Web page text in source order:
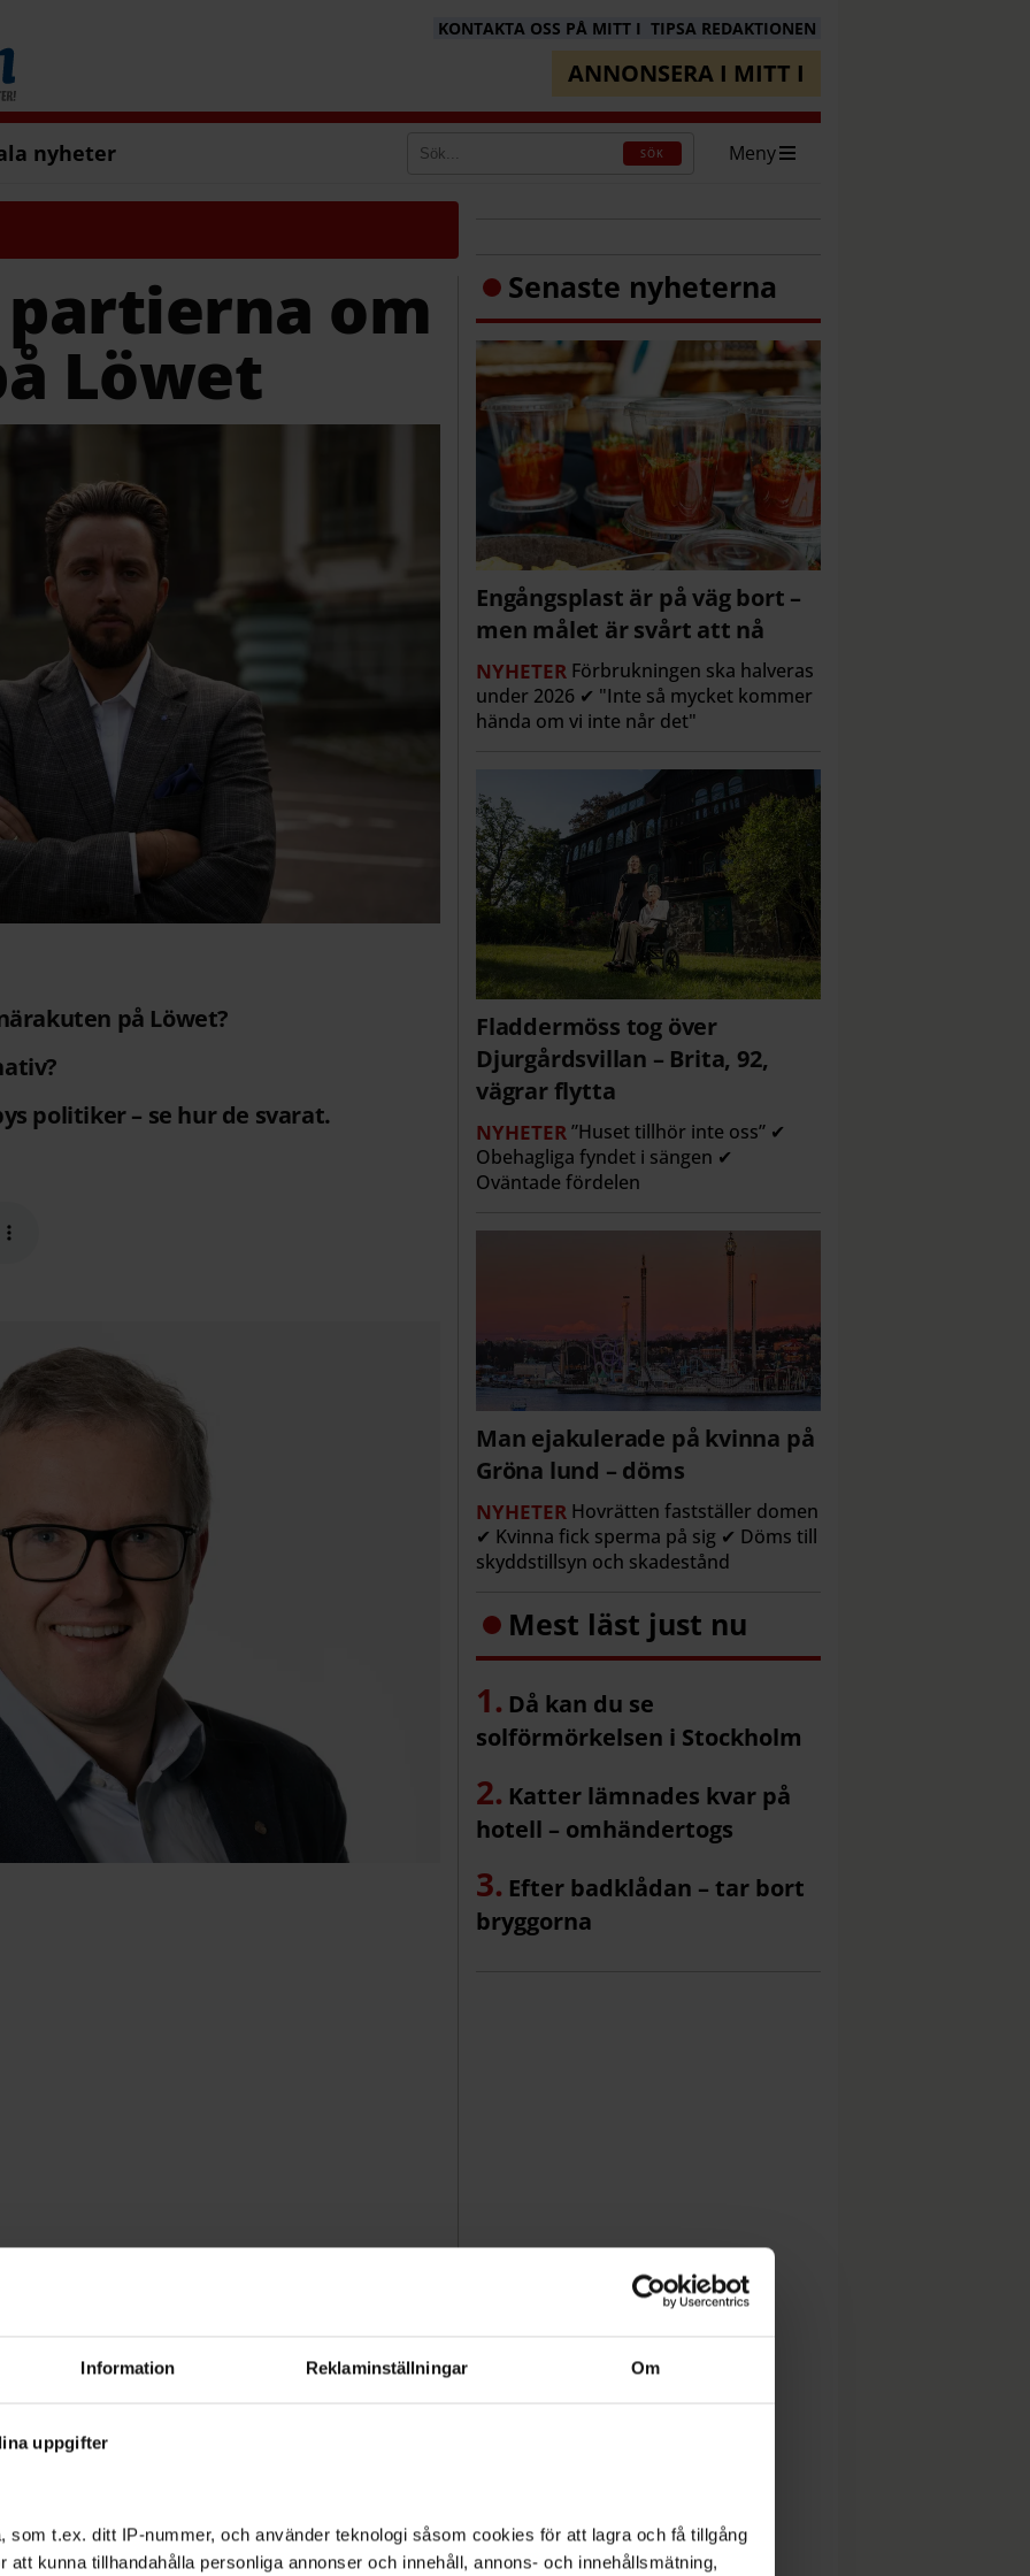
Information Reklaminställningar Om
uppgifter
som t.ex. ditt IP-nummer, och använder teknologi såsom cookies för att lagra och få tillgång
att kunna tillhandahålla personliga annonser och innehåll, annons- och innehållsmätning,
KONTAKTA OSS PÅ MITT I TIPSA REDAKTIONEN
ANNONSERA I MITT I
nyheter SÖK Meny
om
Löwet
på Löwet?
politiker – se hur de svarat.
på Löwet igen. Vi är många Väsbybor
bildar opinion för det och driver frågan i dialog
Vi prioriterar mer pengar till vården och
Senaste nyheterna
Engångsplast är på väg bort –
men målet är svårt att nå
NYHETER Förbrukningen ska halveras
under 2026 ✔ "Inte så mycket kommer
hända om vi inte når det"
Fladdermöss tog över
Djurgårdsvillan – Brita, 92,
vägrar flytta
NYHETER”Huset tillhör inte oss” ✔
Obehagliga fyndet i sängen ✔
Oväntade fördelen
Man ejakulerade på kvinna på
Gröna lund – döms
NYHETER Hovrätten fastställer domen
✔ Kvinna fick sperma på sig ✔ Döms till
skyddstillsyn och skadestånd
Mest läst just nu
Då kan du se
solförmörkelsen i Stockholm
Katter lämnades kvar på
hotell – omhändertogs
Efter badklådan – tar bort
bryggorna